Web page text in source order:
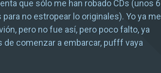
que sólo me han robado CDs (unos 6
no estropear lo originales). Yo ya me
pero no fue así, pero poco falto, ya
comenzar a embarcar, pufff vaya